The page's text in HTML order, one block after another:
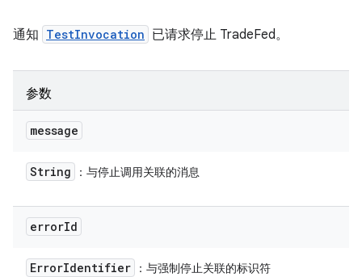
通知 TestInvocation 已请求停止 TradeFed。
参数
message
String ：与停止调用关联的消息
errorId
ErrorIdentifier ：与强制停止关联的标识符